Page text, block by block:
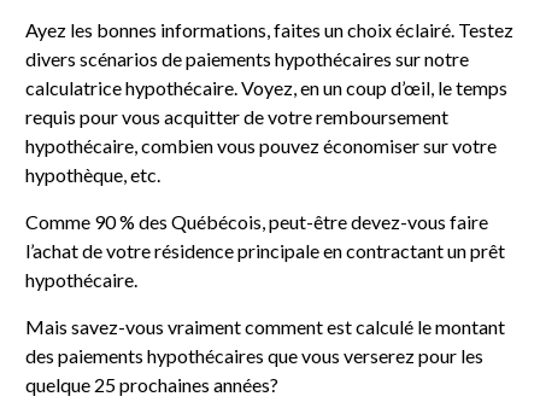
Ayez les bonnes informations, faites un choix éclairé. Testez
divers scénarios de paiements hypothécaires sur notre
calculatrice hypothécaire. Voyez, en un coup d’œil, le temps
requis pour vous acquitter de votre remboursement
hypothécaire, combien vous pouvez économiser sur votre
hypothèque, etc.
Comme 90 % des Québécois, peut-être devez-vous faire
l’achat de votre résidence principale en contractant un prêt
hypothécaire.
Mais savez-vous vraiment comment est calculé le montant
des paiements hypothécaires que vous verserez pour les
quelque 25 prochaines années?